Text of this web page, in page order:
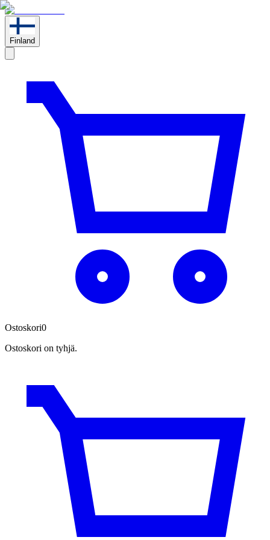
Finland
Ostoskori0
Ostoskori on tyhjä.